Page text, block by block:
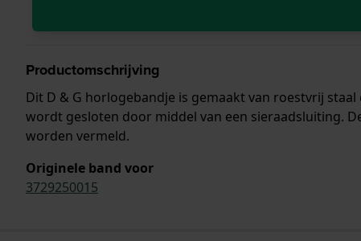
Productomschrijving
Dit D & G horlogebandje is gemaakt van roestvrij
wordt gesloten door middel van een sieraadsluiting.
worden vermeld.
Originele band voor
3729250015